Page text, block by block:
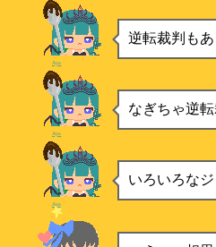
逆転裁判も
Aya
なぎちゃ逆
Aya
いろいろな
Aya